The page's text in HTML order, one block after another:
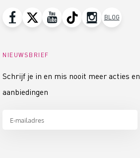
BLOG
NIEUWSBRIEF
Schrijf je in en mis nooit meer acties en
aanbiedingen